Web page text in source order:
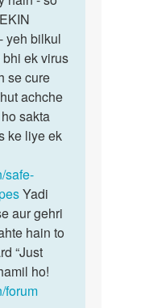
yeh bilkul
ek virus
se cure
achche
sakta
ke liye ek
safe-
Yadi
aur gehri
hain to
“Just
ho!
forum